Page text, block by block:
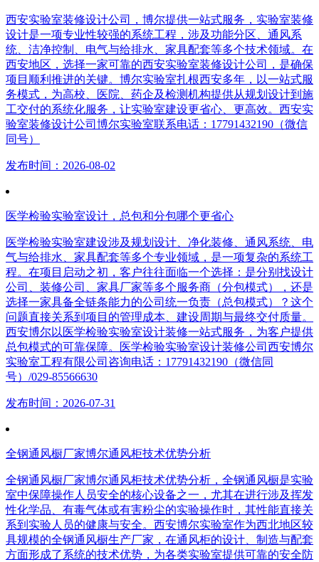
西安实验室装修设计公司，博尔提供一站式服务，实验室装修
设计是一项专业性较强的系统工程，涉及功能分区、通风系
统、洁净控制、电气与给排水、家具配套等多个技术领域。在
西安地区，选择一家可靠的西安实验室装修设计公司，是确保
项目顺利推进的关键。博尔实验室扎根西安多年，以一站式服
务模式，为高校、医院、药企及检测机构提供从规划设计到施
工交付的系统化服务，让实验室建设更省心、更高效。西安实
验室装修设计公司博尔实验室联系电话：17791432190（微信
同号）
发布时间：2026-08-02
医学检验实验室设计，总包和分包哪个更省心
医学检验实验室建设涉及规划设计、净化装修、通风系统、电
气与给排水、家具配套等多个专业领域，是一项复杂的系统工
程。在项目启动之初，客户往往面临一个选择：是分别找设计
公司、装修公司、家具厂家等多个服务商（分包模式），还是
选择一家具备全链条能力的公司统一负责（总包模式）？这个
问题直接关系到项目的管理成本、建设周期与最终交付质量。
西安博尔以医学检验实验室设计装修一站式服务，为客户提供
总包模式的可靠保障。医学检验实验室设计装修公司西安博尔
实验室工程有限公司咨询电话：17791432190（微信同
号）/029-85566630
发布时间：2026-07-31
全钢通风橱厂家博尔通风柜技术优势分析
全钢通风橱厂家博尔通风柜技术优势分析，全钢通风橱是实验
室中保障操作人员安全的核心设备之一，尤其在进行涉及挥发
性化学品、有毒气体或有害粉尘的实验操作时，其性能直接关
系到实验人员的健康与安全。西安博尔实验室作为西北地区较
具规模的全钢通风橱生产厂家，在通风柜的设计、制造与配套
方面形成了系统的技术优势，为各类实验室提供可靠的安全防